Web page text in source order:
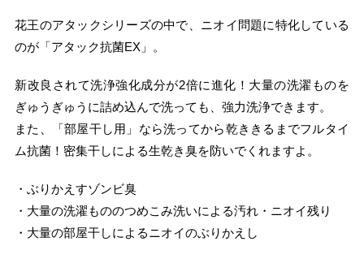
花王のアタックシリーズの中で、ニオイ問題に特化している
のが「アタック抗菌EX」。
新改良されて洗浄強化成分が2倍に進化！大量の洗濯ものを
ぎゅうぎゅうに詰め込んで洗っても、強力洗浄できます。
また、「部屋干し用」なら洗ってから乾ききるまでフルタイ
ム抗菌！密集干しによる生乾き臭を防いでくれますよ。
・ぶりかえすゾンビ臭
・大量の洗濯もののつめこみ洗いによる汚れ・ニオイ残り
・大量の部屋干しによるニオイのぶりかえし